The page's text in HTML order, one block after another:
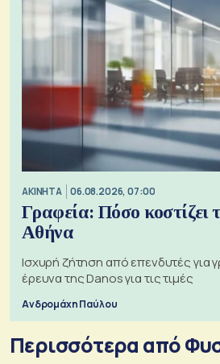
ΑΚΙΝΗΤΑ 06.08.2026, 07:00
Γραφεία: Πόσο κοστίζει
Αθήνα
Ισχυρή ζήτηση από επενδυτές για
έρευνα της Danos για τις τιμές
Ανδρομάχη Παύλου
Περισσότερα από